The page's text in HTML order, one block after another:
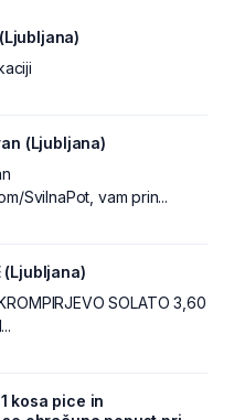
(Ljubljana)
SvilnaPot, vam prin...
(Ljubljana)
SOLATO 3,60
kosa pice in